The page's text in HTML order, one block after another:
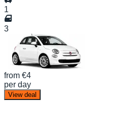
1
3
from €4
per day
View deal